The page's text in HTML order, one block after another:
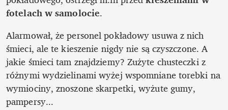
fotelach w samolocie.
Alarmował, że personel pokładowy usuwa z nich
śmieci, ale te kieszenie nigdy nie są czyszczone. A
jakie śmieci tam znajdziemy? Zużyte chusteczki z
różnymi wydzielinami wyżej wspomniane torebki na
wymiociny, znoszone skarpetki, wyżute gumy,
pampersy...